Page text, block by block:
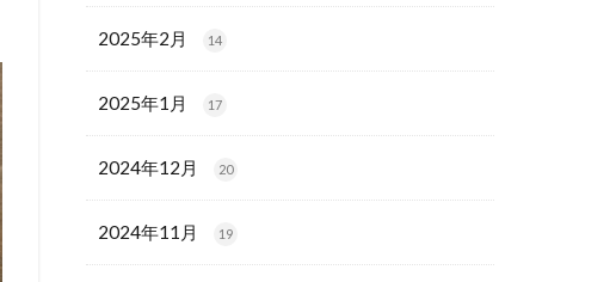
2025年2月 14
2025年1月 17
2024年12月 20
2024年11月 19